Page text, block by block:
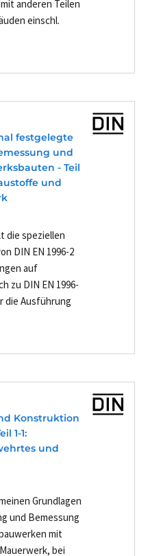
anderen Teilen
einschl.
festgelegte
und
- Teil
und
die speziellen
DIN EN 1996-2
auf
zu DIN EN 1996-
die Ausführung
Konstruktion
1-1:
und
Grundlagen
und Bemessung
mit
bei